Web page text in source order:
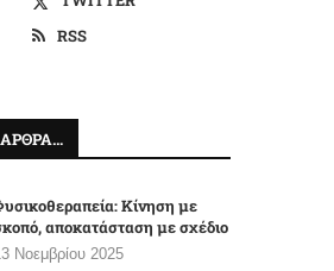
RSS
Κίνηση με
αποκατάσταση με σχέδιο
Νοεμβρίου 2025